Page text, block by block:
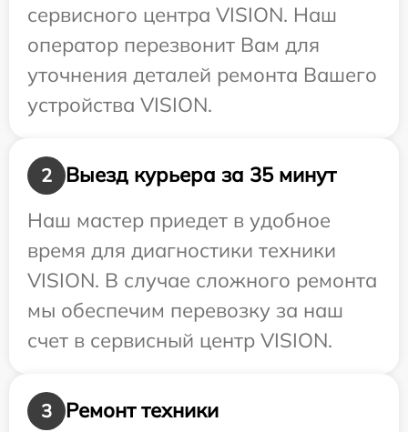
сервисного центра VISION. Наш
оператор перезвонит Вам для
уточнения деталей ремонта Вашего
устройства VISION.
2
Выезд курьера за 35 минут
Наш мастер приедет в удобное
время для диагностики техники
VISION. В случае сложного ремонта
мы обеспечим перевозку за наш
счет в сервисный центр VISION.
3 Ремонт техники